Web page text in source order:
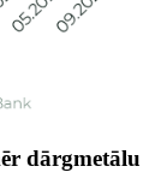
dārgmetālu